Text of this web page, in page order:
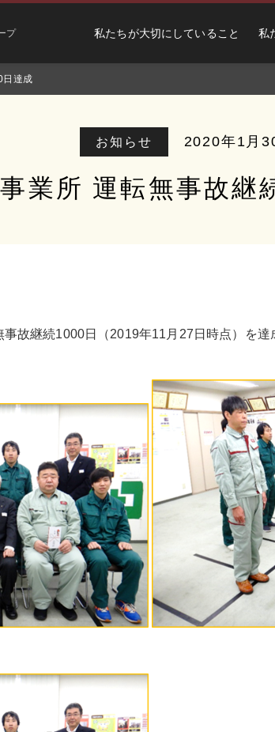
プ 私たちが大切にしていること 私
日達成
お知らせ 2020年1月
業所 運転無事故継
故継続1000日（2019年11月27日時点）を